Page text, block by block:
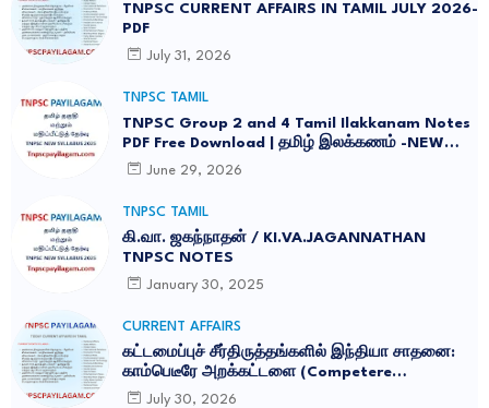
TNPSC CURRENT AFFAIRS IN TAMIL JULY 2026-
PDF
July 31, 2026
TNPSC TAMIL
TNPSC Group 2 and 4 Tamil Ilakkanam Notes
PDF Free Download | தமிழ் இலக்கணம் -NEW
SYLLABUS UPDATED -2026
June 29, 2026
TNPSC TAMIL
கி.வா. ஜகந்நாதன் / KI.VA.JAGANNATHAN
TNPSC NOTES
January 30, 2025
CURRENT AFFAIRS
கட்டமைப்புச் சீர்திருத்தங்களில் இந்தியா சாதனை:
காம்பெடீரே அறக்கட்டளை (Competere
Foundation) வெளியிட்ட அறிக்கை
July 30, 2026